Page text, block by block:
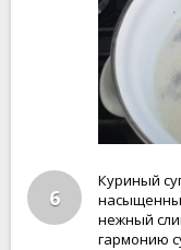
6
Куриный
нежный
гармонию